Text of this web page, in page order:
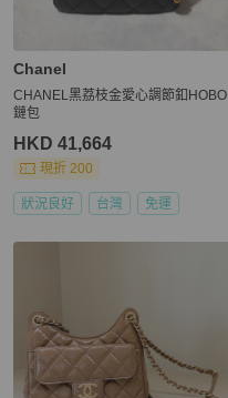
Chanel
CHANEL黑荔枝金愛心調節釦HOBO
鏈包
HKD 41,664
現折 200
狀況良好 台灣 免運